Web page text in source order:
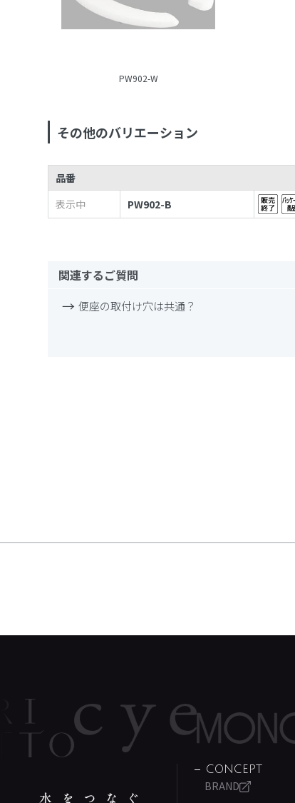
PW902-W
その他のバリエーション
品番
表示中
PW902-B
関連するご質問
便座の取付け穴は共通？
CONCEPT
BRAND